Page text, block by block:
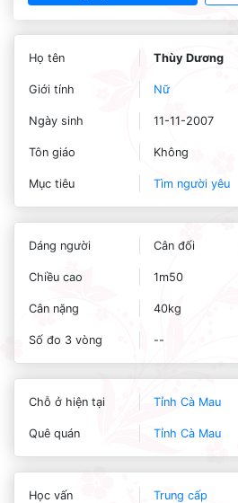
Họ tên Thùy Dương
Giới tính Nữ
Ngày sinh 11-11-2007
Tôn giáo Không
Mục tiêu Tìm người yêu
Dáng người Cân đối
Chiều cao 1m50
Cân nặng 40kg
Số đo 3 vòng --
Chỗ ở hiện tại Tỉnh Cà Mau
Quê quán Tỉnh Cà Mau
Học vấn Trung cấp